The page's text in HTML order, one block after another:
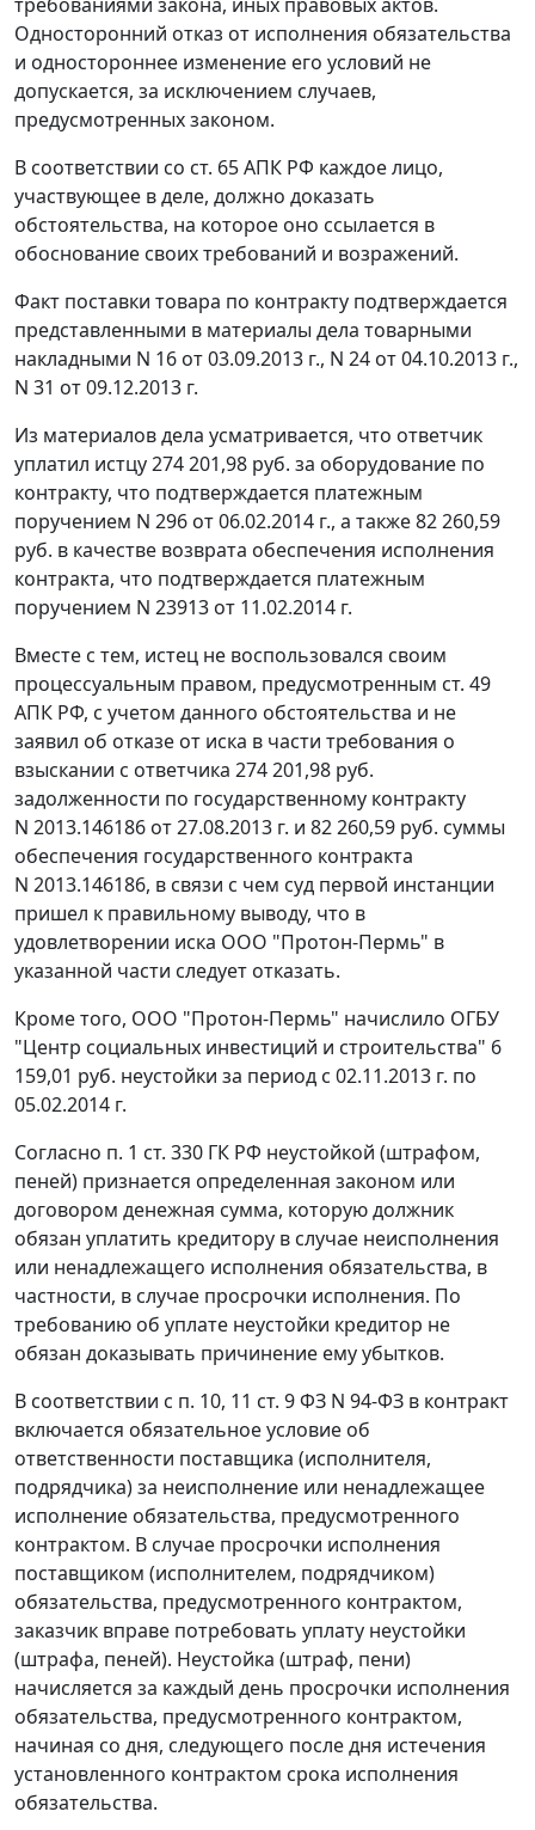
требованиями закона, иных правовых актов.
Односторонний отказ от исполнения обязательства
и одностороннее изменение его условий не
допускается, за исключением случаев,
предусмотренных законом.
В соответствии со ст. 65АПК РФ каждое лицо,
участвующее в деле, должно доказать
обстоятельства, на которое оно ссылается в
обоснование своих требований и возражений.
Факт поставки товара по контракту подтверждается
представленными в материалы дела товарными
накладными N 16 от 03.09.2013 г., N 24 от 04.10.2013 г.,
N 31 от 09.12.2013 г.
Из материалов дела усматривается, что ответчик
уплатил истцу 274 201,98 руб. за оборудование по
контракту, что подтверждается платежным
поручением N 296 от 06.02.2014 г., а также 82 260,59
руб. в качестве возврата обеспечения исполнения
контракта, что подтверждается платежным
поручением N 23913 от 11.02.2014 г.
Вместе с тем, истец не воспользовался своим
процессуальным правом, предусмотренным ст. 49
АПК РФ, с учетом данного обстоятельства и не
заявил об отказе от иска в части требования о
взыскании с ответчика 274 201,98 руб.
задолженности по государственному контракту
N 2013.146186 от 27.08.2013 г. и 82 260,59 руб. суммы
обеспечения государственного контракта
N 2013.146186, в связи с чем суд первой инстанции
пришел к правильному выводу, что в
удовлетворении иска ООО "Протон-Пермь" в
указанной части следует отказать.
Кроме того, ООО "Протон-Пермь" начислило ОГБУ
"Центр социальных инвестиций и строительства" 6
159,01 руб. неустойки за период с 02.11.2013 г. по
05.02.2014 г.
Согласно п. 1 ст. 330 ГК РФ неустойкой (штрафом,
пеней) признается определенная законом или
договором денежная сумма, которую должник
обязан уплатить кредитору в случае неисполнения
или ненадлежащего исполнения обязательства, в
частности, в случае просрочки исполнения. По
требованию об уплате неустойки кредитор не
обязан доказывать причинение ему убытков.
В соответствии с п. 10, 11 ст. 9 ФЗ N 94-ФЗ в контракт
включается обязательное условие об
ответственности поставщика (исполнителя,
подрядчика) за неисполнение или ненадлежащее
исполнение обязательства, предусмотренного
контрактом. В случае просрочки исполнения
поставщиком (исполнителем, подрядчиком)
обязательства, предусмотренного контрактом,
заказчик вправе потребовать уплату неустойки
(штрафа, пеней). Неустойка (штраф, пени)
начисляется за каждый день просрочки исполнения
обязательства, предусмотренного контрактом,
начиная со дня, следующего после дня истечения
установленного контрактом срока исполнения
обязательства.